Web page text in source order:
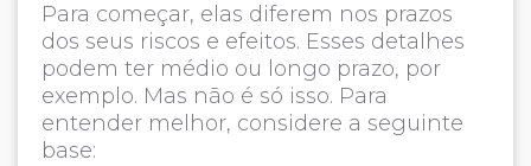
Para começar, elas diferem nos prazos
dos seus riscos e efeitos. Esses detalhes
podem ter médio ou longo prazo, por
exemplo. Mas não é só isso. Para
entender melhor, considere a seguinte
base: